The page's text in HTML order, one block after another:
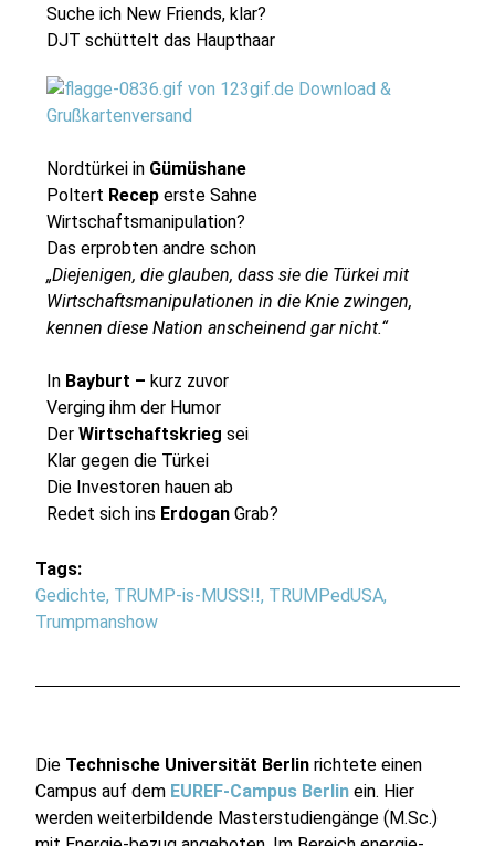
Suche ich New Friends, klar?
DJT schüttelt das Haupthaar
Nordtürkei in Gümüshane
Poltert Recep erste Sahne
Wirtschaftsmanipulation?
Das erprobten andre schon
„Diejenigen, die glauben, dass sie die Türkei mit
Wirtschaftsmanipulationen in die Knie zwingen,
kennen diese Nation anscheinend gar nicht.“
In Bayburt –kurz zuvor
Verging ihm der Humor
Der Wirtschaftskrieg sei
Klar gegen die Türkei
Die Investoren hauen ab
Redet sich ins Erdogan Grab?
Tags:
Gedichte, TRUMP-is-MUSS!!, TRUMPedUSA,
Trumpmanshow
Die Technische Universität Berlin richtete einen
Campus auf dem EUREF-Campus Berlin ein. Hier
werden weiterbildende Masterstudiengänge (M.Sc.)